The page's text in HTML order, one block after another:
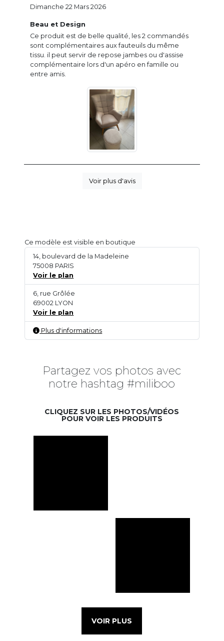
Beau et Design
Ce produit est de belle qualité, les 2 commandés
sont complémentaires aux fauteuils du même
tissu. il peut servir de repose jambes ou d'assise
complémentaire lors d'un apéro en famille ou
entre amis.
Dimanche 22 Mars 2026
Voir plus d'avis
Ce modèle est visible en boutique
14, boulevard de la Madeleine
75008 PARIS
Voir le plan
6, rue Grôlée
69002 LYON
Voir le plan
Plus d'informations
Partagez vos photos avec
notre hashtag #miliboo
CLIQUEZ SUR LES PHOTOS/VIDÉOS
POUR VOIR LES PRODUITS
VOIR PLUS